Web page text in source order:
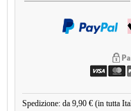
Spedizione: da 9,90 € (in tutta